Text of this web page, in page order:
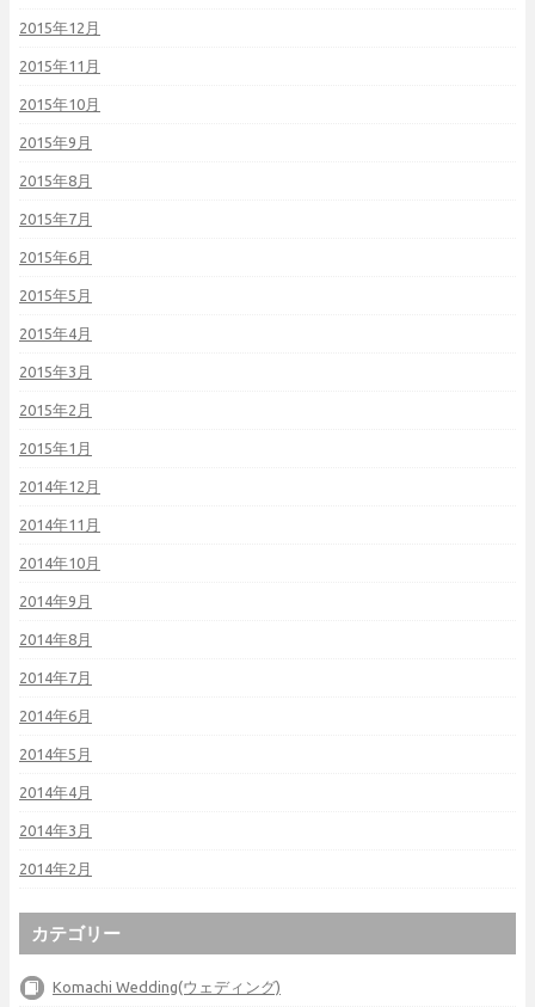
2015年12月
2015年11月
2015年10月
2015年9月
2015年8月
2015年7月
2015年6月
2015年5月
2015年4月
2015年3月
2015年2月
2015年1月
2014年12月
2014年11月
2014年10月
2014年9月
2014年8月
2014年7月
2014年6月
2014年5月
2014年4月
2014年3月
2014年2月
カテゴリー
Komachi Wedding(ウェディング)